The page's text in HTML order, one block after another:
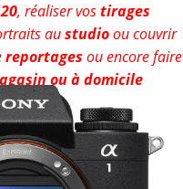
, réaliser vostirages
austudioou couvrir
reportages ou encore faire
ou à domicile